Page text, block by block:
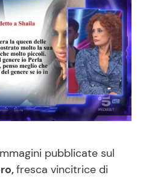
Cucina e Ricette
Consigli di Cucina
Dolci pubblicate sul
fresca vincitrice di